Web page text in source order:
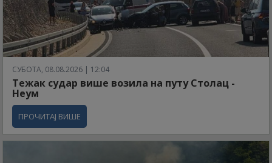
СУБОТА, 08.08.2026 | 12:04
Тежак судар више возила на путу Столац -
Неум
ПРОЧИТАЈ ВИШЕ